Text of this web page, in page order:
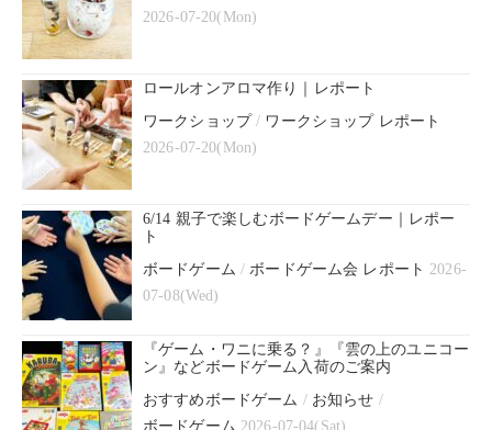
2026-07-20(Mon)
ロールオンアロマ作り｜レポート
ワークショップ/ ワークショップ レポート
2026-07-20(Mon)
6/14 親子で楽しむボードゲームデー｜レポー
ト
ボードゲーム / ボードゲーム会 レポート 2026-
07-08(Wed)
『ゲーム・ワニに乗る？』『雲の上のユニコー
ン』などボードゲーム入荷のご案内
おすすめボードゲーム / お知らせ /
ボードゲーム 2026-07-04(Sat)